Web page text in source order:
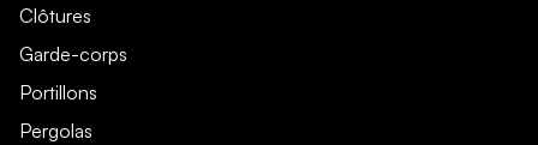
Clôtures
Garde-corps
Portillons
Pergolas